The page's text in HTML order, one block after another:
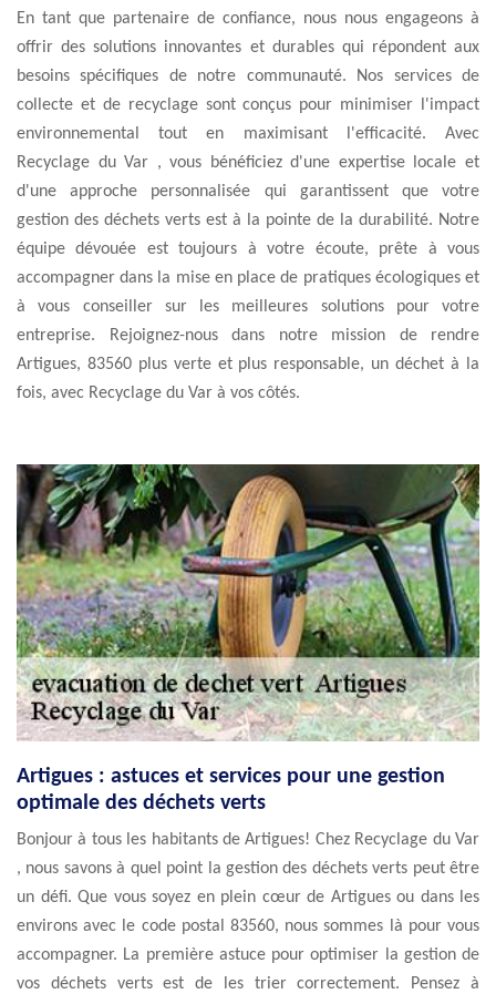
En tant que partenaire de confiance, nous nous engageons à
offrir des solutions innovantes et durables qui répondent aux
besoins spécifiques de notre communauté. Nos services de
collecte et de recyclage sont conçus pour minimiser l'impact
environnemental tout en maximisant l'efficacité. Avec
Recyclage du Var , vous bénéficiez d'une expertise locale et
d'une approche personnalisée qui garantissent que votre
gestion des déchets verts est à la pointe de la durabilité. Notre
équipe dévouée est toujours à votre écoute, prête à vous
accompagner dans la mise en place de pratiques écologiques et
à vous conseiller sur les meilleures solutions pour votre
entreprise. Rejoignez-nous dans notre mission de rendre
Artigues, 83560 plus verte et plus responsable, un déchet à la
fois, avec Recyclage du Var à vos côtés.
Artigues : astuces et services pour une gestion
optimale des déchets verts
Bonjour à tous les habitants de Artigues! Chez Recyclage du Var
, nous savons à quel point la gestion des déchets verts peut être
un défi. Que vous soyez en plein cœur de Artigues ou dans les
environs avec le code postal 83560, nous sommes là pour vous
accompagner. La première astuce pour optimiser la gestion de
vos déchets verts est de les trier correctement. Pensez à